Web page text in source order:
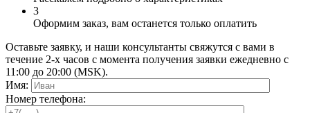
3
Оформим заказ, вам останется только оплатить
Оставьте заявку, и наши консультанты свяжутся с вами в
течение 2-х часов с момента получения заявки ежедневно с
11:00 до 20:00 (MSK).
Имя:
Номер телефона: